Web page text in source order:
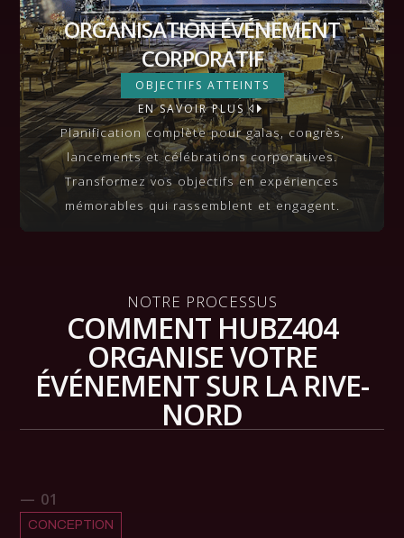
ORGANISATION ÉVÉNEMENT
CORPORATIF
ORGANISATION ÉVÉNEMENT
CORPORATIF
OBJECTIFS ATTEINTS
EN SAVOIR PLUS
VIEW MORE
Planification complète pour galas, congrès,
lancements et célébrations corporatives.
Transformez vos objectifs en expériences
mémorables qui rassemblent et engagent.
NOTRE PROCESSUS
COMMENT HUBZ404
ORGANISE VOTRE
ÉVÉNEMENT SUR LA RIVE-
NORD
— 01
CONCEPTION